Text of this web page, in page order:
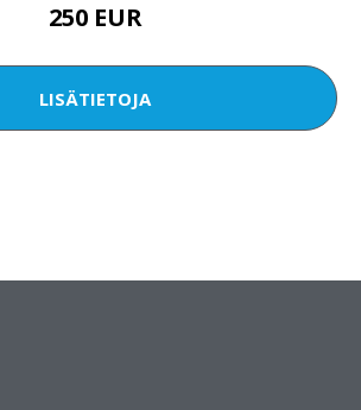
250 EUR
LISÄTIETOJA